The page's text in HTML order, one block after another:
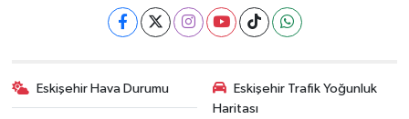
Eskişehir Hava Durumu
Eskişehir Trafik Yoğunluk
Haritası